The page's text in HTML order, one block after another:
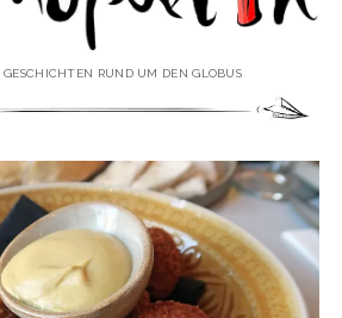
REISEKOLUMNEN
REISEVIDEOS
REISESPECIALS
DEN REISEBLOG Menü
öffnen
GESCHICHTEN RUND UM DEN GLOBUS